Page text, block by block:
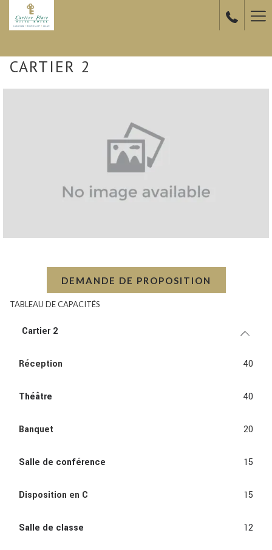
CARTIER 2
DEMANDE DE PROPOSITION
TABLEAU DE CAPACITÉS
Cartier 2
Réception 40
Théâtre 40
Banquet 20
Salle de conférence 15
Disposition en C 15
Salle de classe 12